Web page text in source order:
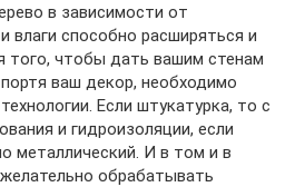
в зависимости от
влаги способно расширяться и
того, чтобы дать вашим стенам
ваш декор, необходимо
Если штукатурка, то с
и гидроизоляции, если
металлический. И в том и в
обрабатывать